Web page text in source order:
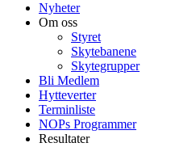
Nyheter
Om oss
Styret
Skytebanene
Skytegrupper
Bli Medlem
Hytteverter
Terminliste
NOPs Programmer
Resultater